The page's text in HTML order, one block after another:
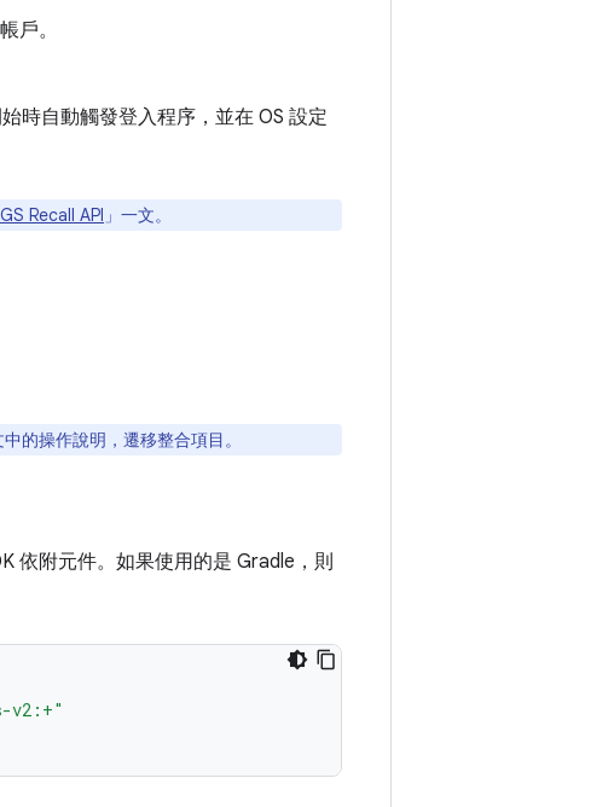
戶。
時自動觸發登入程序，並在 OS 設定
Recall API 」一文。
中的操作說明，遷移整合項目。
依附元件。如果使用的是 Gradle，則
v2:+"